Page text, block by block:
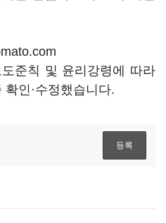
준칙 및 윤리강령에 따라
인·수정했습니다.